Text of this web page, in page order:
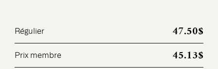
Régulier 47.50$
Prix membre 45.13$